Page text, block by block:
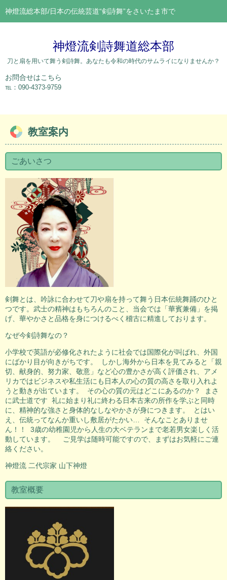
神燈流総本部/日本の伝統芸道“剣詩舞”をさいたま市で
神燈流剣詩舞道総本部
刀と扇を用いて舞う剣詩舞。あなたも令和の時代のサムライになりませんか？
お問合せはこちら
℡：090-4373-9759
教室案内
ごあいさつ
剣舞とは、吟詠に合わせて刀や扇を持って舞う日本伝統舞踊のひと
つです。武士の精神はもちろんのこと、当会では「華賓兼備」を掲
げ、華やかさと品格を身につけるべく稽古に精進しております。
なぜ今剣詩舞なの？
小学校で英語が必修化されたように社会では国際化が叫ばれ、外国
にばかり目が向きがちです。 しかし海外から日本を見てみると「親
切、献身的、努力家、敬意」など心の豊かさが高く評価され、アメ
リカではビジネスや私生活にも日本人の心の質の高さを取り入れよ
うと動きが出ています。 その心の質の元はどこにあるのか？ まさ
に武士道です 礼に始まり礼に終わる日本古来の所作を学ぶと同時
に、精神的な強さと身体的なしなやかさが身につきます。 とはい
え、伝統ってなんか重いし敷居がたかい… そんなことありませ
ん！！ 3歳の幼稚園児から人生の大ベテランまで老若男女楽しく活
動しています。 ご見学は随時可能ですので、まずはお気軽にご連
絡ください。
神燈流 二代宗家 山下神燈
教室概要